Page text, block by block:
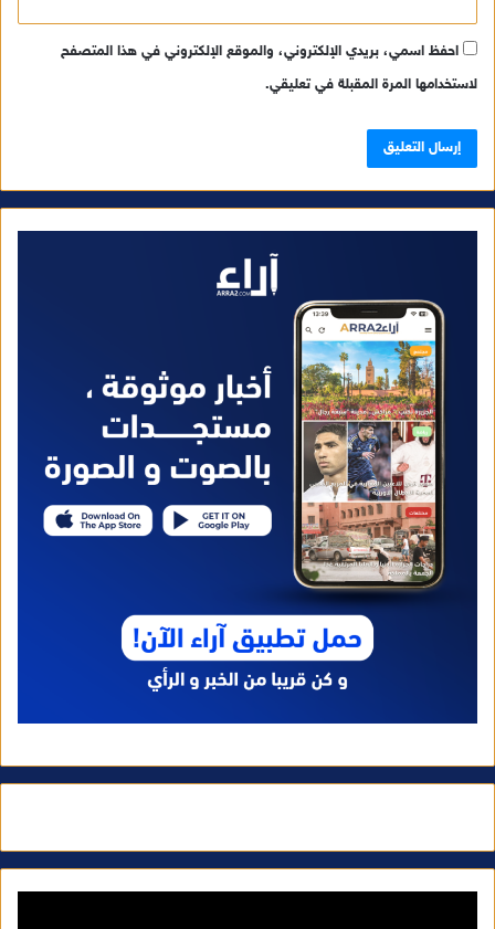
احفظ اسمي، بريدي الإلكتروني، والموقع الإلكتروني في هذا المتصفح
لاستخدامها المرة المقبلة في تعليقي.